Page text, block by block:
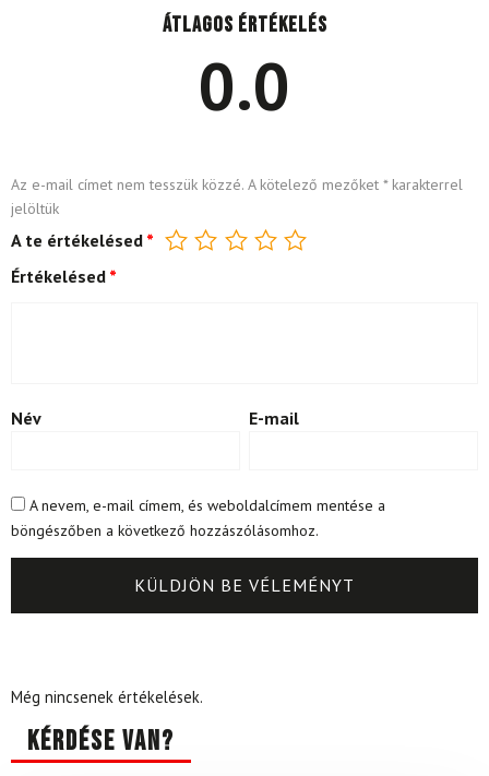
Átlagos értékelés
0.0
Az e-mail címet nem tesszük közzé. A kötelező mezőket *karakterrel
jelöltük
A te értékelésed *
Értékelésed *
Név E-mail
A nevem, e-mail címem, és weboldalcímem mentése a
böngészőben a következő hozzászólásomhoz.
Még nincsenek értékelések.
Kérdése van?